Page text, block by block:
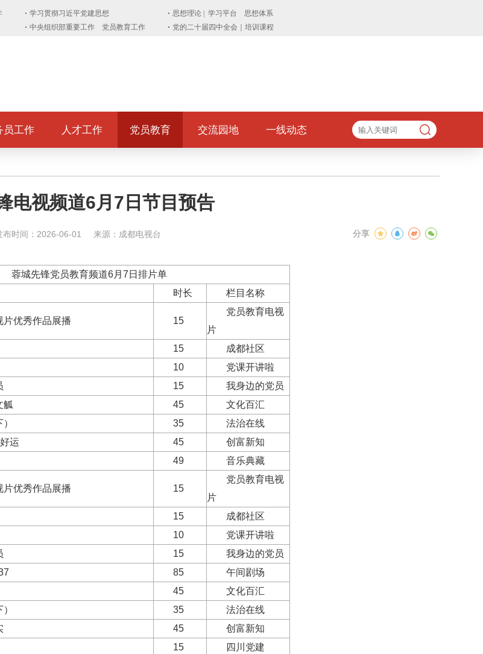
员工作 人才工作 党员教育 交流园地 一线动态
电视频道6月7日节目预告
布时间：2026-06-01 来源：成都电视台 分享
育频道6月7日排片单
时长 栏目名称
片优秀作品展播 15
党员教育电视
片
15
成都社区
10
党课开讲啦
15
我身边的党员
觚 45
文化百汇
35
法治在线
运 45
创富新知
49 音乐典藏
片优秀作品展播 15
党员教育电视
片
15
成都社区
10
党课开讲啦
15
我身边的党员
85
午间剧场
45
文化百汇
35
法治在线
45
创富新知
15
四川党建